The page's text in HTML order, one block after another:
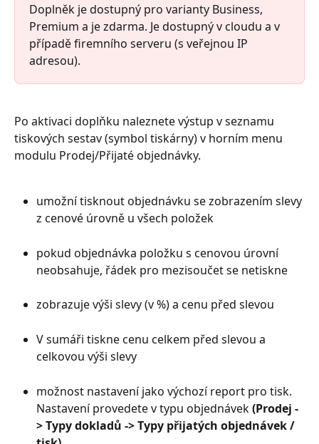
Doplněk je dostupný pro varianty Business,
Premium a je zdarma. Je dostupný v cloudu a v
případě firemního serveru (s veřejnou IP
adresou).
​Po aktivaci doplňku naleznete výstup v seznamu
tiskových sestav (symbol tiskárny) v horním menu
modulu Prodej/Přijaté objednávky.
umožní tisknout objednávku se zobrazením slevy
z cenové úrovně u všech položek
pokud objednávka položku s cenovou úrovní
neobsahuje, řádek pro mezisoučet se netiskne
zobrazuje výši slevy (v %) a cenu před slevou
V sumáři tiskne cenu celkem před slevou a
celkovou výši slevy
možnost nastavení jako výchozí report pro tisk.
Nastavení provedete v typu objednávek (Prodej -
> Typy dokladů -> Typy přijatých objednávek /